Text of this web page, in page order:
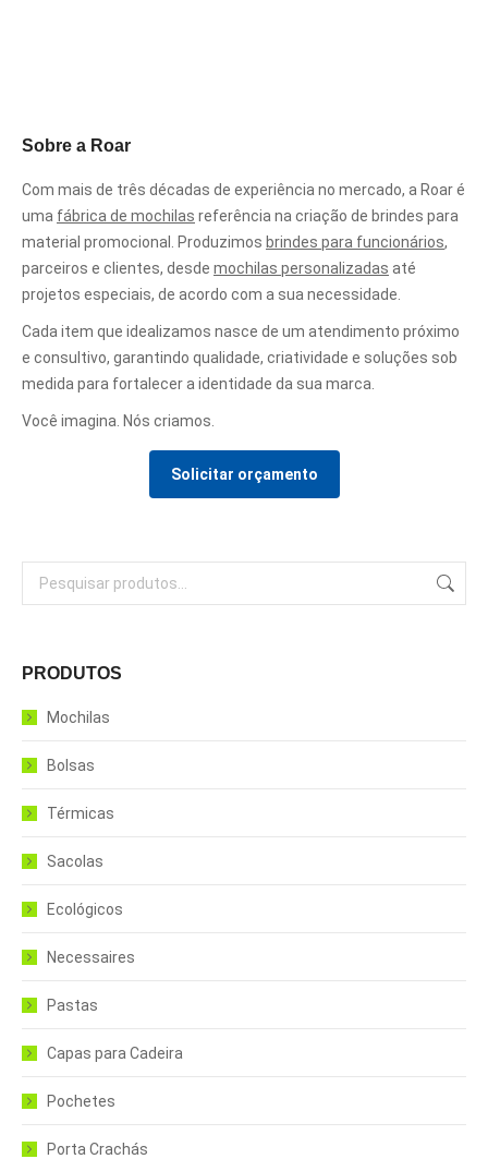
Sobre a Roar
Com mais de três décadas de experiência no mercado, a Roar é
uma fábrica de mochilas referência na criação de brindes para
material promocional. Produzimos brindes para funcionários,
parceiros e clientes, desde mochilas personalizadas até
projetos especiais, de acordo com a sua necessidade.
Cada item que idealizamos nasce de um atendimento próximo
e consultivo, garantindo qualidade, criatividade e soluções sob
medida para fortalecer a identidade da sua marca.
Você imagina. Nós criamos.
Solicitar orçamento
PRODUTOS
Mochilas
Bolsas
Térmicas
Sacolas
Ecológicos
Necessaires
Pastas
Capas para Cadeira
Pochetes
Porta Crachás